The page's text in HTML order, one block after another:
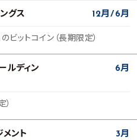
グス 12月 6月
ットコイン（長期限定）
ルディン
6月
メント 3月